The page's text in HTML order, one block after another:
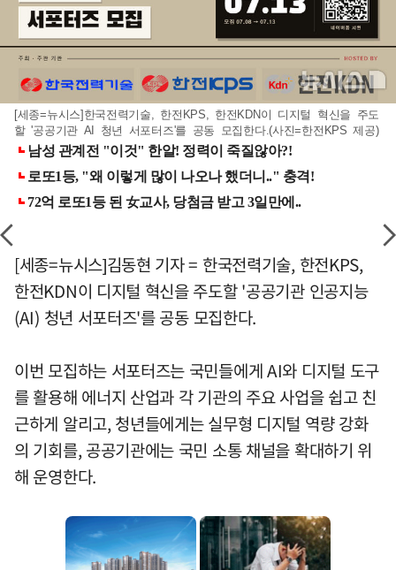
[세종=뉴시스]한국전력기술, 한전KPS, 한전KDN이 디지털 혁신을 주도
할 '공공기관 AI 청년 서포터즈'를 공동 모집한다.(사진=한전KPS 제공)
[세종=뉴시스]김동현 기자 = 한국전력기술, 한전KPS,
한전KDN이 디지털 혁신을 주도할 '공공기관 인공지능
(AI) 청년 서포터즈'를 공동 모집한다.
이번 모집하는 서포터즈는 국민들에게 AI와 디지털 도구
를 활용해 에너지 산업과 각 기관의 주요 사업을 쉽고 친
근하게 알리고, 청년들에게는 실무형 디지털 역량 강화
의 기회를, 공공기관에는 국민 소통 채널을 확대하기 위
해 운영한다.